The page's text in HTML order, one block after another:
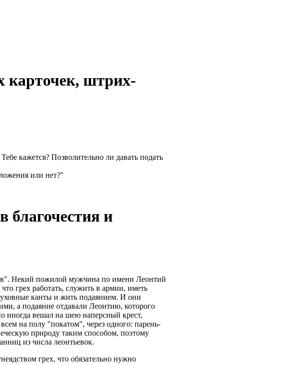
штрих-
кажется? Позволительно ли давать подать
или нет?"
благочестия и
". Некий пожилой мужчина по имени Леонтий
грех работать, служить в армии, иметь
канты и жить подаянием. И они
а подаяние отдавали Леонтию, которого
иногда вешал на шею наперсный крест,
на полу "покатом", через одного: парень-
природу таким способом, поэтому
из числа леонтьевок.
грех, что обязательно нужно